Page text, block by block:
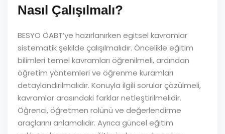
Nasıl Çalışılmalı?
BESYO ÖABT’ye hazırlanırken egitsel kavramlar
sistematik şekilde çalışılmalıdır. Öncelikle eğitim
bilimleri temel kavramları öğrenilmeli, ardından
öğretim yöntemleri ve öğrenme kuramları
detaylandırılmalıdır. Konuyla ilgili sorular çözülmeli,
kavramlar arasındaki farklar netleştirilmelidir.
Öğrenci, öğretmen rolünü ve değerlendirme
araçlarını anlamalıdır. Ayrıca güncel eğitim